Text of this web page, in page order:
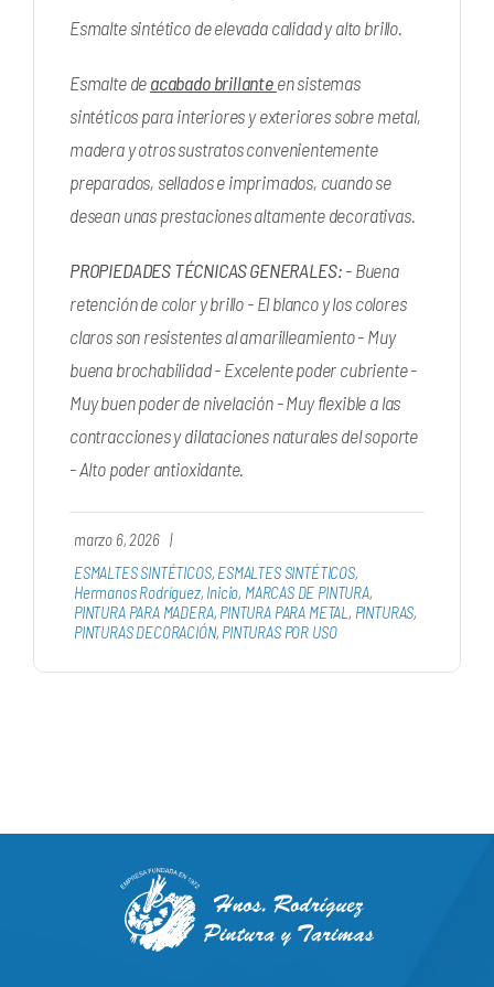
Esmalte sintético de elevada calidad y alto brillo.
Esmalte deacabado brillanteen sistemas
sintéticos para interiores y exteriores sobre metal,
madera y otros sustratos convenientemente
preparados, sellados e imprimados, cuando se
desean unas prestaciones altamente decorativas.
PROPIEDADES TÉCNICAS GENERALES:- Buena
retención de color y brillo - El blanco y los colores
claros son resistentes al amarilleamiento - Muy
buena brochabilidad - Excelente poder cubriente -
Muy buen poder de nivelación - Muy flexible a las
contracciones y dilataciones naturales del soporte
- Alto poder antioxidante.
marzo 6, 2026 |
ESMALTES SINTÉTICOS, ESMALTES SINTÉTICOS,
Hermanos Rodríguez, Inicio, MARCAS DE PINTURA,
PINTURA PARA MADERA, PINTURA PARA METAL , PINTURAS,
PINTURAS DECORACIÓN, PINTURAS POR USO